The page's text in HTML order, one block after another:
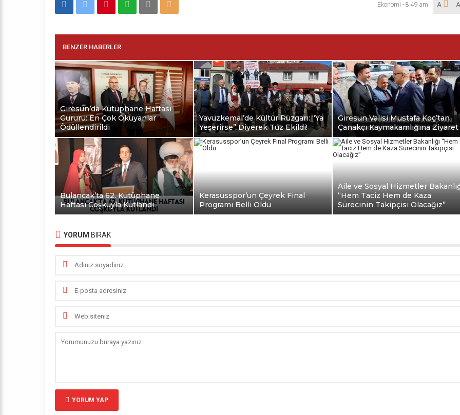
Ekonomi - 8:49 am A
BENZER HABERLER
Giresun’da Kütüphane Haftası
Gururu: En Çok Okuyanlar
Ödüllendirildi
Yavuzkemal’de Kültür Rüzgarı: “Ya
Yeşerirse” Diyerek Tuz Ekildi!
Giresun Valisi Mustafa Koç’tan
Çanakçı Kaymakamlığına Ziyaret
Bulancak’ta 62. Kütüphane
Haftası Coşkuyla Kutlandı
Kerasusspor’un Çeyrek Final
Programı Belli Oldu
Aile ve Sosyal Hizmetler
“Hem Taciz Hem de Kaza
Sürecinin Takipçisi Olacağız”
YORUM BIRAK
YORUM YAP